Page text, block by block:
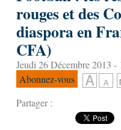
rouges et des
diaspora en
CFA)
Jeudi 26 Décembre 2013 -
Abonnez-vous
Partager :